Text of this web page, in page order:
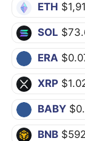
ETH
SOL
ERA
XRP
BABY
BNB